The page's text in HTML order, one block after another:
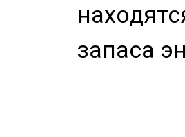
запаса